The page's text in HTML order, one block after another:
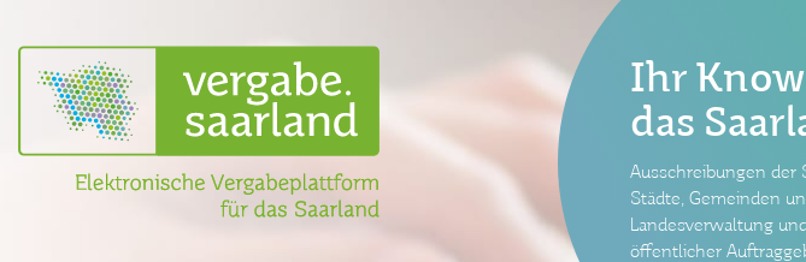
Ihr
das
Ausschreibungen der
Städte, Gemeinden
Landesverwaltung
öffentlicher